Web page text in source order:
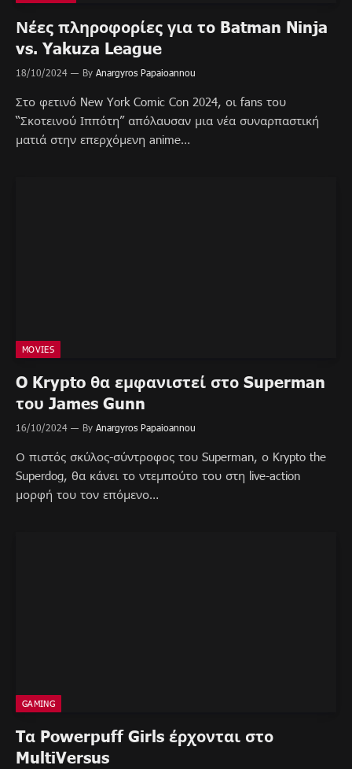
Νέες πληροφορίες για το Batman Ninja
vs. Yakuza League
18/10/2024 By Anargyros Papaioannou
Στο φετινό New York Comic Con 2024, οι fans του
“Σκοτεινού Ιππότη” απόλαυσαν μια νέα συναρπαστική
ματιά στην επερχόμενη anime…
MOVIES
O Krypto θα εμφανιστεί στο Superman
του James Gunn
16/10/2024 By Anargyros Papaioannou
Ο πιστός σκύλος-σύντροφος του Superman, ο Krypto the
Superdog, θα κάνει το ντεμπούτο του στη live-action
μορφή του τον επόμενο…
GAMING
Tα Powerpuff Girls έρχονται στο
MultiVersus